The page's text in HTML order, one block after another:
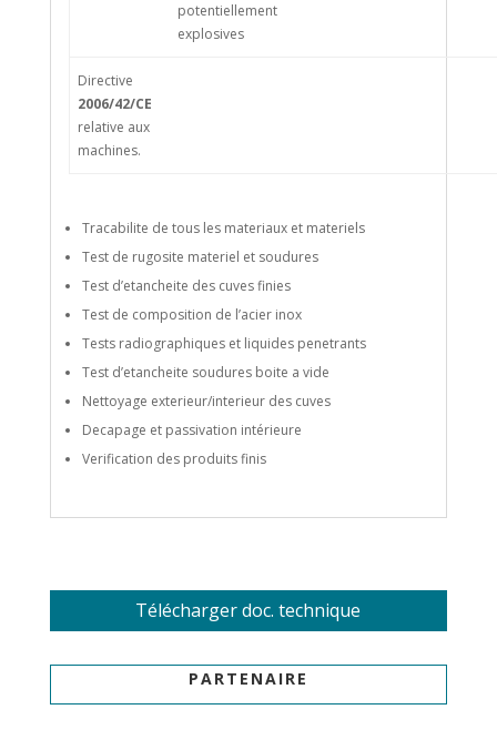
potentiellement
explosives
Directive
2006/42/CE
relative aux
machines.
Tracabilite de tous les materiaux et materiels
Test de rugosite materiel et soudures
Test d’etancheite des cuves finies
Test de composition de l’acier inox
Tests radiographiques et liquides penetrants
Test d’etancheite soudures boite a vide
Nettoyage exterieur/interieur des cuves
Decapage et passivation intérieure
Verification des produits finis
Télécharger doc. technique
PARTENAIRE